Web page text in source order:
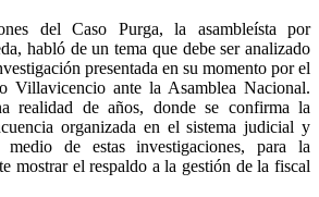
del Caso Purga, la asambleísta por
habló de un tema que debe ser analizado
presentada en su momento por el
Villavicencio ante la Asamblea Nacional.
realidad de años, donde se confirma la
organizada en el sistema judicial y
de estas investigaciones, para la
mostrar el respaldo a la gestión de la fiscal